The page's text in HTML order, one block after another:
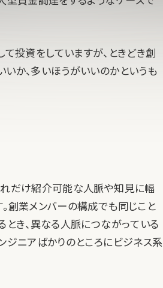
投資をしていますが、ときどき創
か、多いほうがいいのかというも
れだけ紹介可能な人脈や知見に幅
創業メンバーの構成でも同じこと
とき、異なる人脈につながっている
ジニアばかりのところにビジネス系